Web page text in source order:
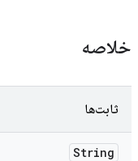
خلاصه
ثابت‌ها
String